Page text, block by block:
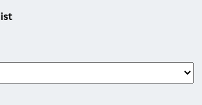
ist